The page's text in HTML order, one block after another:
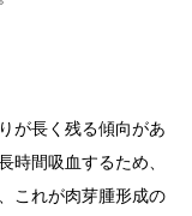
が長く残る傾向があ
時間吸血するため、
これが肉芽腫形成の